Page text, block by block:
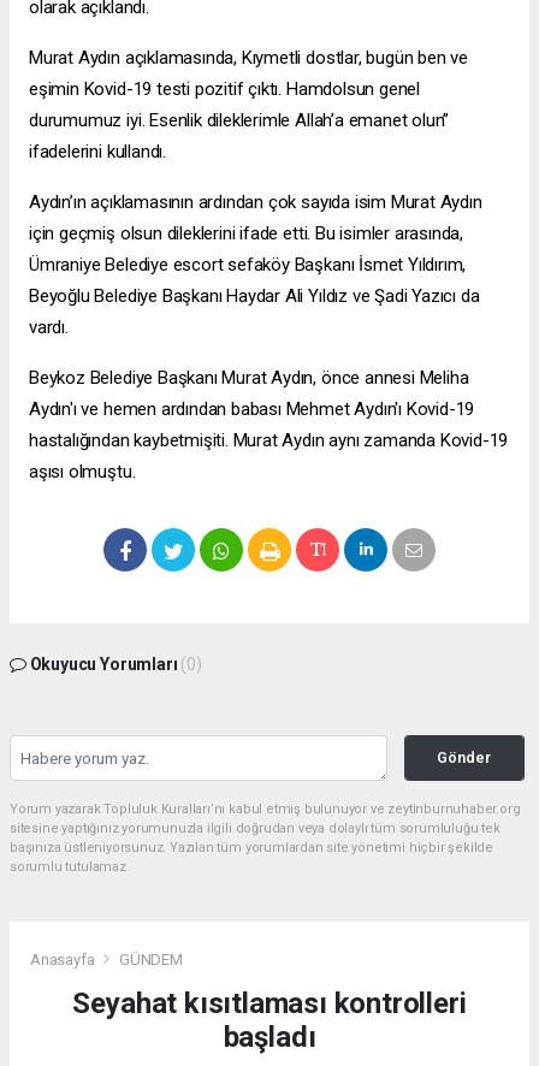
olarak açıklandı.
Murat Aydın açıklamasında, Kıymetli dostlar, bugün ben ve
eşimin Kovid-19 testi pozitif çıktı. Hamdolsun genel
durumumuz iyi. Esenlik dileklerimle Allah’a emanet olun”
ifadelerini kullandı.
Aydın’ın açıklamasının ardından çok sayıda isim Murat Aydın
için geçmiş olsun dileklerini ifade etti. Bu isimler arasında,
Ümraniye Belediye escort sefaköyBaşkanı İsmet Yıldırım,
Beyoğlu Belediye Başkanı Haydar Ali Yıldız ve Şadi Yazıcı da
vardı.
Beykoz Belediye Başkanı Murat Aydın, önce annesi Meliha
Aydın'ı ve hemen ardından babası Mehmet Aydın'ı Kovid-19
hastalığından kaybetmişiti. Murat Aydın aynı zamanda Kovid-19
aşısı olmuştu.
Okuyucu Yorumları (0)
Gönder
Yorum yazarak Topluluk Kuralları’nı kabul etmiş bulunuyor ve zeytinburnuhaber.org
sitesine yaptığınız yorumunuzla ilgili doğrudan veya dolaylı tüm sorumluluğu tek
başınıza üstleniyorsunuz. Yazılan tüm yorumlardan site yönetimi hiçbir şekilde
sorumlu tutulamaz.
Anasayfa GÜNDEM
Seyahat kısıtlaması kontrolleri
başladı